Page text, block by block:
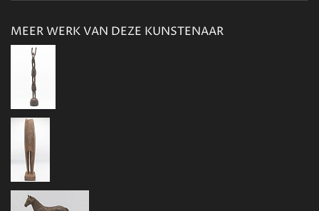
MEER WERK VAN DEZE KUNSTENAAR